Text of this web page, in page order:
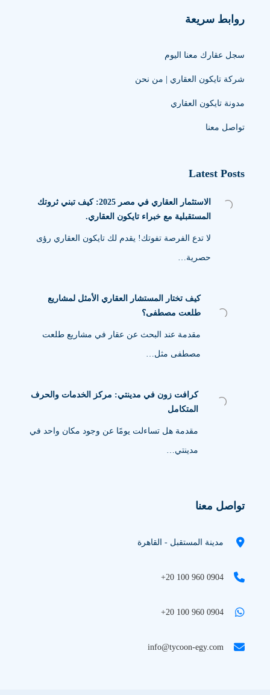
روابط سريعة
سجل عقارك معنا اليوم
شركة تايكون العقاري | من نحن
مدونة تايكون العقاري
تواصل معنا
Latest Posts
الاستثمار العقاري في مصر 2025: كيف تبني ثروتك
المستقبلية مع خبراء تايكون العقاري.
لا تدع الفرصة تفوتك! يقدم لك تايكون العقاري رؤى
حصرية…
كيف تختار المستشار العقاري الأمثل لمشاريع
طلعت مصطفى؟
مقدمة عند البحث عن عقار في مشاريع طلعت
مصطفى مثل…
كرافت زون في مدينتي: مركز الخدمات والحرف
المتكامل
مقدمة هل تساءلت يومًا عن وجود مكان واحد في
مدينتي…
تواصل معنا
مدينة المستقبل - القاهرة
+20 100 960 0904
+20 100 960 0904
info@tycoon-egy.com